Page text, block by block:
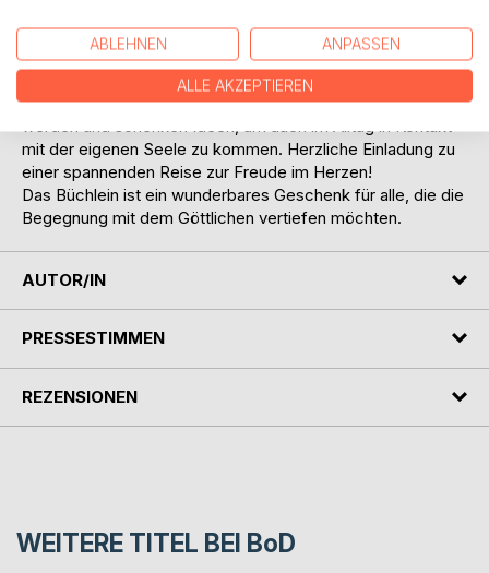
Testament zugeordnet. Vierzehn eigene Illustrationen, bunt
und hoffnungsvoll, unterstreichen die Farbenvielfalt der
orientalischen Dichtkunst.
Die Trostworte können auf das eigene Leben angewendet
mit der eigenen Seele zu kommen. Herzliche Einladung zu
einer spannenden Reise zur Freude im Herzen!
Das Büchlein ist ein wunderbares Geschenk für alle, die die
Begegnung mit dem Göttlichen vertiefen möchten.
AUTOR/IN
PRESSESTIMMEN
REZENSIONEN
WEITERE TITEL BEI BoD
ABLEHNEN ANPASSEN
ALLE AKZEPTIEREN